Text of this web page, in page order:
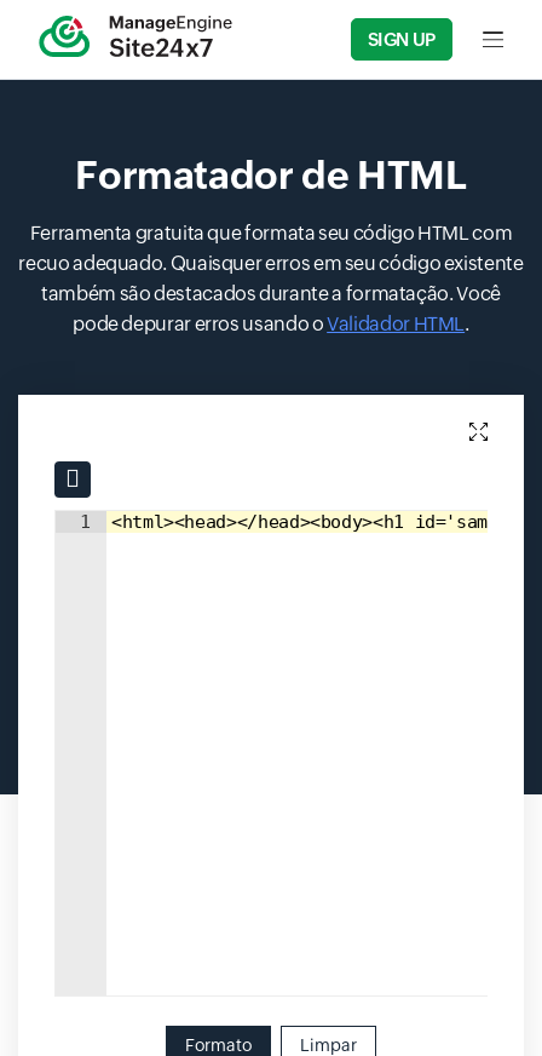
SIGN UP Input
Formatador de HTML
Ferramenta gratuita que formata seu código HTML com
recuo adequado. Quaisquer erros em seu código existente
também são destacados durante a formatação. Você
pode depurar erros usando oValidador HTML.
Input field
Input field
1 <html><head></head><body><h1
Formato Limpar